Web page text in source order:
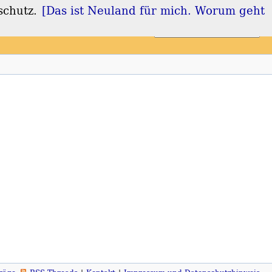
Login Registrieren
[Das ist Neuland für mich. Worum geht